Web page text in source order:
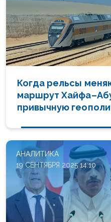
Когда рельсы
маршрут
привычную
АНАЛИТИКА
19 СЕНТЯБРЯ 2025 14:10